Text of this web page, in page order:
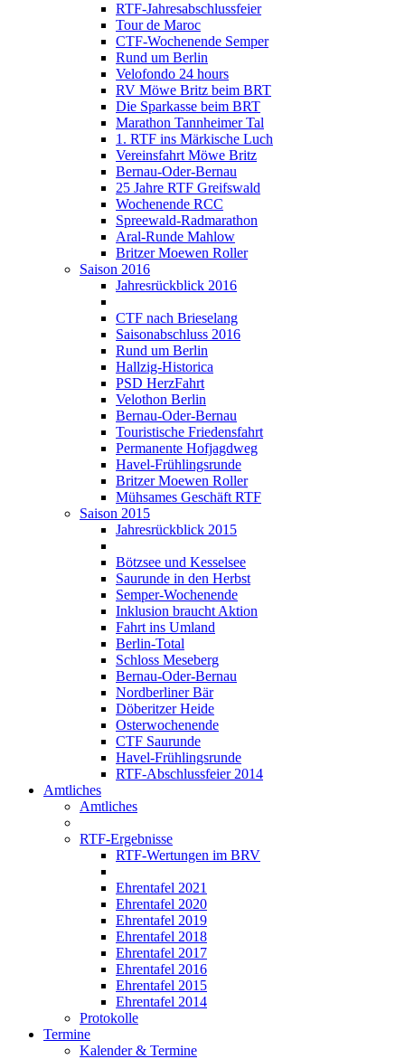
RTF-Jahresabschlussfeier
Tour de Maroc
CTF-Wochenende Semper
Rund um Berlin
Velofondo 24 hours
RV Möwe Britz beim BRT
Die Sparkasse beim BRT
Marathon Tannheimer Tal
1. RTF ins Märkische Luch
Vereinsfahrt Möwe Britz
Bernau-Oder-Bernau
25 Jahre RTF Greifswald
Wochenende RCC
Spreewald-Radmarathon
Aral-Runde Mahlow
Britzer Moewen Roller
Saison 2016
Jahresrückblick 2016
CTF nach Brieselang
Saisonabschluss 2016
Rund um Berlin
Hallzig-Historica
PSD HerzFahrt
Velothon Berlin
Bernau-Oder-Bernau
Touristische Friedensfahrt
Permanente Hofjagdweg
Havel-Frühlingsrunde
Britzer Moewen Roller
Mühsames Geschäft RTF
Saison 2015
Jahresrückblick 2015
Bötzsee und Kesselsee
Saurunde in den Herbst
Semper-Wochenende
Inklusion braucht Aktion
Fahrt ins Umland
Berlin-Total
Schloss Meseberg
Bernau-Oder-Bernau
Nordberliner Bär
Döberitzer Heide
Osterwochenende
CTF Saurunde
Havel-Frühlingsrunde
RTF-Abschlussfeier 2014
Amtliches
Amtliches
RTF-Ergebnisse
RTF-Wertungen im BRV
Ehrentafel 2021
Ehrentafel 2020
Ehrentafel 2019
Ehrentafel 2018
Ehrentafel 2017
Ehrentafel 2016
Ehrentafel 2015
Ehrentafel 2014
Protokolle
Termine
Kalender & Termine